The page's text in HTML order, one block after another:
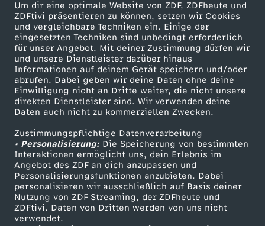
Um dir eine optimale Website von ZDF, ZDFheute und
ZDFtivi präsentieren zu können, setzen wir Cookies
und vergleichbare Techniken ein. Einige der
eingesetzten Techniken sind unbedingt erforderlich
für unser Angebot. Mit deiner Zustimmung dürfen wir
und unsere Dienstleister darüber hinaus
Informationen auf deinem Gerät speichern und/oder
abrufen. Dabei geben wir deine Daten ohne deine
Einwilligung nicht an Dritte weiter, die nicht unsere
direkten Dienstleister sind. Wir verwenden deine
Daten auch nicht zu kommerziellen Zwecken.
Zustimmungspflichtige Datenverarbeitung
• Personalisierung:Die Speicherung von bestimmten
Interaktionen ermöglicht uns, dein Erlebnis im
Angebot des ZDF an dich anzupassen und
Personalisierungsfunktionen anzubieten. Dabei
personalisieren wir ausschließlich auf Basis deiner
Nutzung von ZDF Streaming, der ZDFheute und
ZDFtivi. Daten von Dritten werden von uns nicht
verwendet.
e
k
o
n
f
e
r
e
Mehr ZDF
ZDF-Apps
Smart TV
ZDFtext
Livestreams
Sendungen A-Z
TV-Programm
Service
ZDFmitreden
Kontakt zum ZDF
Tickets
Zuschauerservice
Hilfe